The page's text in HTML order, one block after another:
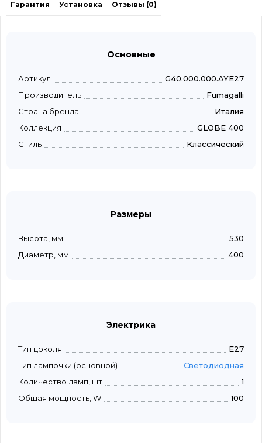
Гарантия Установка Отзывы (0)
Основные
Артикул
G40.000.000.AYE27
Производитель
Fumagalli
Страна бренда
Италия
Коллекция
GLOBE 400
Стиль
Классический
Размеры
Высота, мм
530
Диаметр, мм
400
Электрика
Тип цоколя
E27
Тип лампочки (основной)
Светодиодная
Количество ламп, шт
1
Общая мощность, W
100